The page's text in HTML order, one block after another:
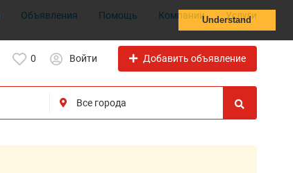
Understand
Объявления Помощь Компании Услуги
0 Войти Добавить объявление